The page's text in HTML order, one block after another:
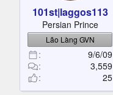
101st|laggos113
Persian Prince
Lão Làng GVN
9/6/09
3,559
25